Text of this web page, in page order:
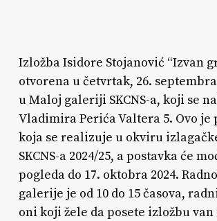
Izložba Isidore Stojanović “Izvan
otvorena u četvrtak, 26.
u Maloj galeriji SKCNS-a, koji se
Vladimira Perića Valtera 5. Ovo je
koja se realizuje u okviru
SKCNS-a 2024/25, a postavka će
pogleda do 17. oktobra 2024.
galerije je od 10 do 15 časova,
oni koji žele da posete izložbu van